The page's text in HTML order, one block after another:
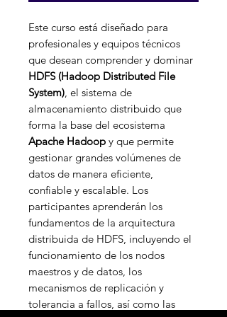
Este curso está diseñado para
profesionales y equipos técnicos
que desean comprender y dominar
HDFS (Hadoop Distributed File
System), el sistema de
almacenamiento distribuido que
forma la base del ecosistema
Apache Hadoop y que permite
gestionar grandes volúmenes de
datos de manera eficiente,
confiable y escalable. Los
participantes aprenderán los
fundamentos de la arquitectura
distribuida de HDFS, incluyendo el
funcionamiento de los nodos
maestros y de datos, los
mecanismos de replicación y
tolerancia a fallos, así como las